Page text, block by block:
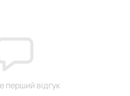
перший відгук